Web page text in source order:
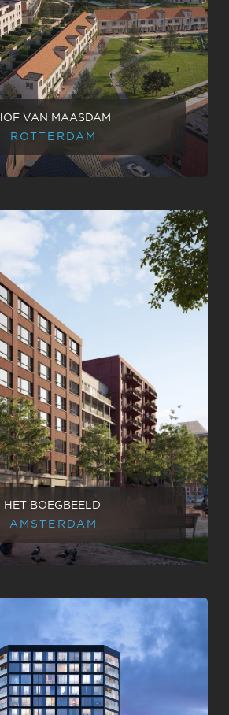
VAN MAASDAM
ROTTERDAM
HET BOEGBEELD
AMSTERDAM